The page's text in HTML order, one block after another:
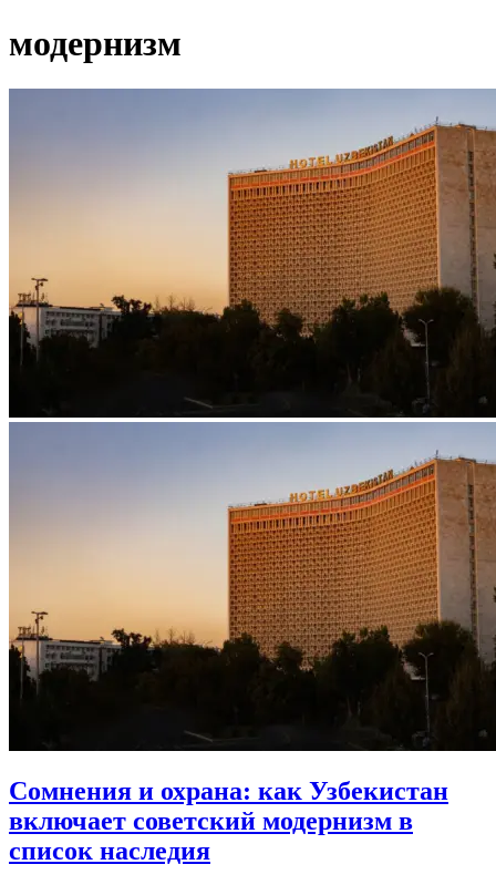
модернизм
Сомнения и охрана: как Узбекистан
включает советский модернизм в
список наследия